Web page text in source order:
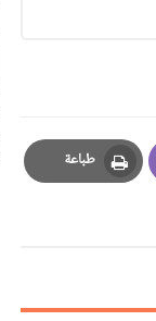
طباعة
Print